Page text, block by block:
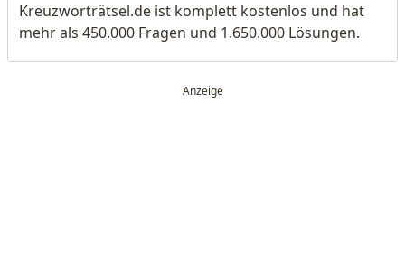
Kreuzworträtsel.de ist komplett kostenlos und hat
mehr als 450.000 Fragen und 1.650.000 Lösungen.